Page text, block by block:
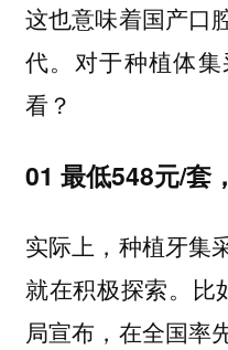
这也意味着国产口
代。对于种植体
看？
01 最低548元/套
实际上，种植牙集
就在积极探索。比
局宣布，在全国率